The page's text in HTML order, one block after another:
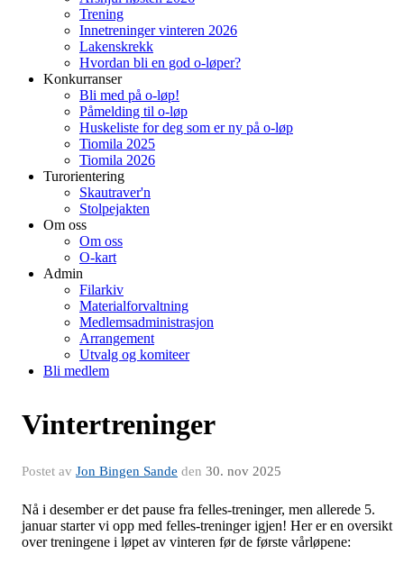
Trening
Innetreninger vinteren 2026
Lakenskrekk
Hvordan bli en god o-løper?
Konkurranser
Bli med på o-løp!
Påmelding til o-løp
Huskeliste for deg som er ny på o-løp
Tiomila 2025
Tiomila 2026
Turorientering
Skautraver'n
Stolpejakten
Om oss
Om oss
O-kart
Admin
Filarkiv
Materialforvaltning
Medlemsadministrasjon
Arrangement
Utvalg og komiteer
Bli medlem
Vintertreninger
Postet av Jon Bingen Sande den 30. nov 2025
Nå i desember er det pause fra felles-treninger, men allerede 5.
januar starter vi opp med felles-treninger igjen! Her er en oversikt
over treningene i løpet av vinteren før de første vårløpene: